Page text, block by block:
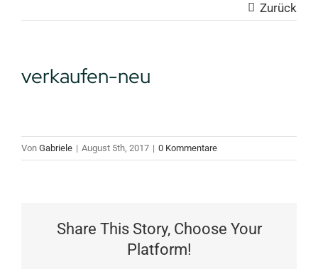
Zurück
verkaufen-neu
Von Gabriele | August 5th, 2017 | 0 Kommentare
Share This Story, Choose Your
Platform!